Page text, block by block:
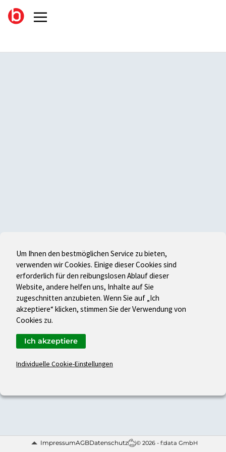
ImpressumAGBDatenschutz © 2026 - f:data GmbH
Um Ihnen den bestmöglichen Service zu bieten,
verwenden wir Cookies. Einige dieser Cookies sind
erforderlich für den reibungslosen Ablauf dieser
Website, andere helfen uns, Inhalte auf Sie
zugeschnitten anzubieten. Wenn Sie auf „Ich
akzeptiere“ klicken, stimmen Sie der Verwendung von
Cookies zu.
Individuelle Cookie-Einstellungen
Ich akzeptiere